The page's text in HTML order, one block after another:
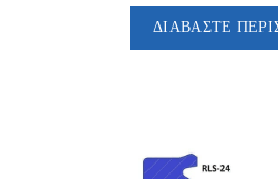
ΔΙΑΒΆΣΤΕ